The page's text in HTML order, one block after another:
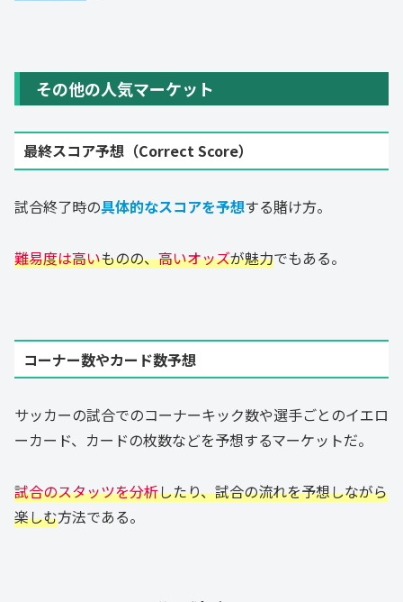
その他の人気マーケット
最終スコア予想（Correct Score）
試合終了時の具体的なスコアを予想する賭け方。
難易度は高いものの、高いオッズが魅力でもある。
コーナー数やカード数予想
サッカーの試合でのコーナーキック数や選手ごとのイエロ
ーカード、カードの枚数などを予想するマーケットだ。
試合のスタッツを分析したり、試合の流れを予想しながら
楽しむ方法である。